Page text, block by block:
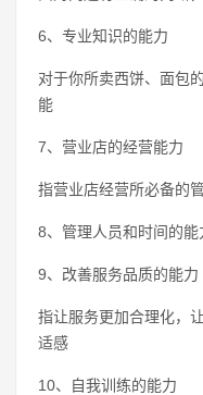
6、专业知识的能力
对于你所卖西饼、面包
能
7、营业店的经营能力
指营业店经营所必备的
8、管理人员和时间的能
9、改善服务品质的能力
指让服务更加合理化，
适感
10、自我训练的能力